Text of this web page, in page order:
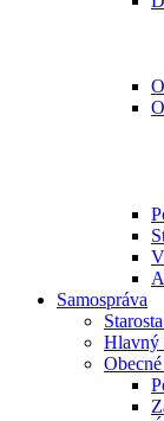
Samospráva
Hlavný